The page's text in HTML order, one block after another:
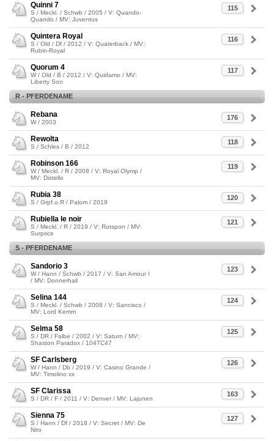
115
Quinni 7
S / Meckl. / Schwb / 2005 / V: Quando-
Quando / MV: Juventus
116
Quintera Royal
S / Old / Df / 2012 / V: Quaterback / MV:
Rubin-Royal
117
Quorum 4
W / Old / B / 2012 / V: Quidamo / MV:
Liberty Son
R - PFERDENAME
176
Rebana
W / 2003
118
Rewolta
S / Schles / B / 2012
119
Robinson 166
W / Meckl. / R / 2008 / V: Royal Olymp /
MV: Distello
120
Rubia 38
S / Grpf.o.R / Palom / 2019
121
Rubiella le noir
S / Meckl. / R / 2019 / V: Rotspon / MV:
Surprice
S - PFERDENAME
123
Sandorio 3
W / Hann / Schwb / 2017 / V: San Amour I
/ MV: Donnerhall
124
Selina 144
S / Meckl. / Schwb / 2008 / V: Sancisco /
MV: Lord Kemm
125
Selma 58
S / DR / Falbe / 2002 / V: Saturn / MV:
Shaston Paradox / 104TC47
126
SF Carlsberg
W / Hann / Db / 2019 / V: Casino Grande /
MV: Timolino xx
163
SF Clarissa
S / DR / F / 2011 / V: Denver / MV: Lajunen
127
Sienna 75
S / Hann / Df / 2018 / V: Secret / MV: De
Niro